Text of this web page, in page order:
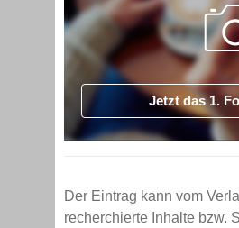
Jetzt das 1.
Der Eintrag kann vom
recherchierte Inhalte bzw.